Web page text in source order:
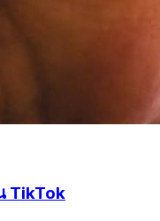
TikTok